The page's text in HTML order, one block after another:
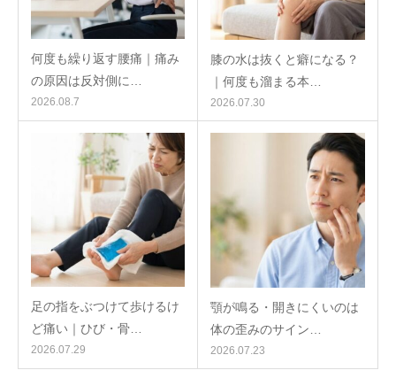
何度も繰り返す腰痛｜痛み
の原因は反対側に…
2026.08.7
膝の水は抜くと癖になる？
｜何度も溜まる本…
2026.07.30
足の指をぶつけて歩けるけ
ど痛い｜ひび・骨…
2026.07.29
顎が鳴る・開きにくいのは
体の歪みのサイン…
2026.07.23